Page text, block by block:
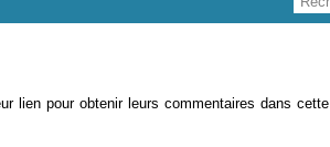
lien pour obtenir leurs commentaires dans cette